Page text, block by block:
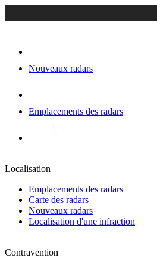
Nouveaux radars
Emplacements des radars
Localisation
Emplacements des radars
Carte des radars
Nouveaux radars
Localisation d'une infraction
Contravention